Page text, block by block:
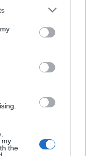
or more Google
You may click to
third-party tags to
in below Google
my
the